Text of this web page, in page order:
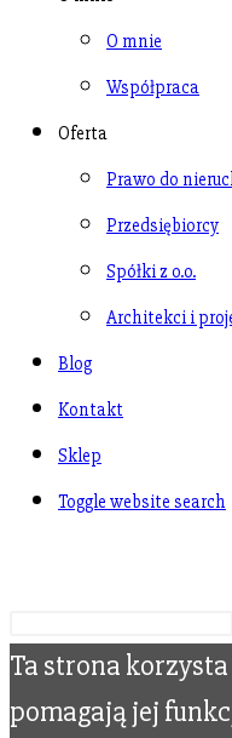
O mnie
Współpraca
Oferta
Prawo do
Przedsiębiorcy
Spółki z o.o.
Architekci i
Blog
Kontakt
Sklep
Toggle website search
Ta strona
pomagają jej